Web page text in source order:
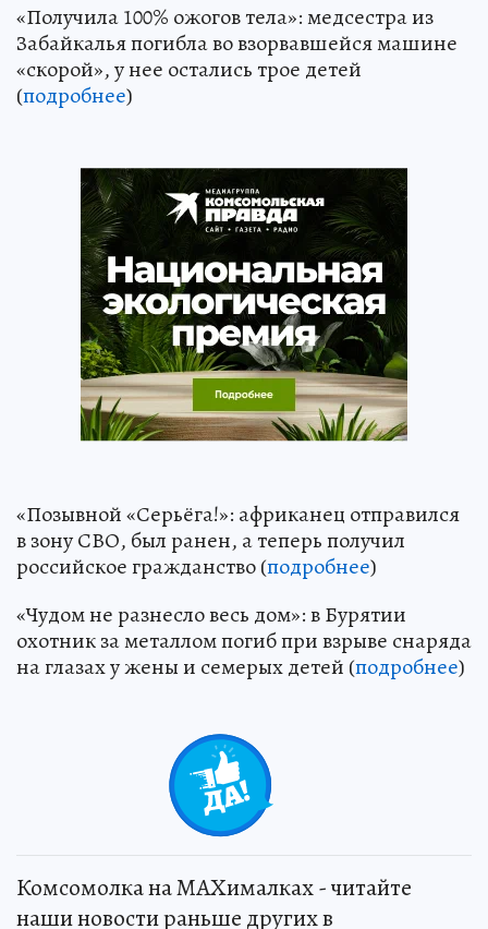
«Получила 100% ожогов тела»: медсестра из
Забайкалья погибла во взорвавшейся машине
«скорой», у нее остались трое детей
(подробнее)
«Позывной «Серьёга!»: африканец отправился
в зону СВО, был ранен, а теперь получил
российское гражданство (подробнее)
«Чудом не разнесло весь дом»: в Бурятии
охотник за металлом погиб при взрыве снаряда
на глазах у жены и семерых детей (подробнее)
Комсомолка на MAXималках - читайте
наши новости раньше других в